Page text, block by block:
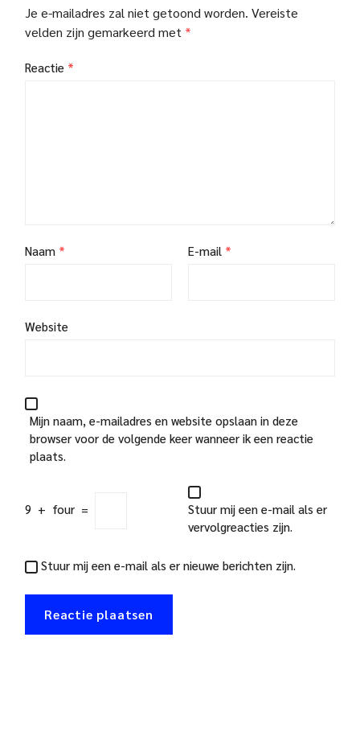
Je e-mailadres zal niet getoond worden. Vereiste
velden zijn gemarkeerd met *
Reactie *
Naam * E-mail *
Website
Mijn naam, e-mailadres en website opslaan in deze
browser voor de volgende keer wanneer ik een reactie
plaats.
9 + four =
Stuur mij een e-mail als er
vervolgreacties zijn.
Stuur mij een e-mail als er nieuwe berichten zijn.